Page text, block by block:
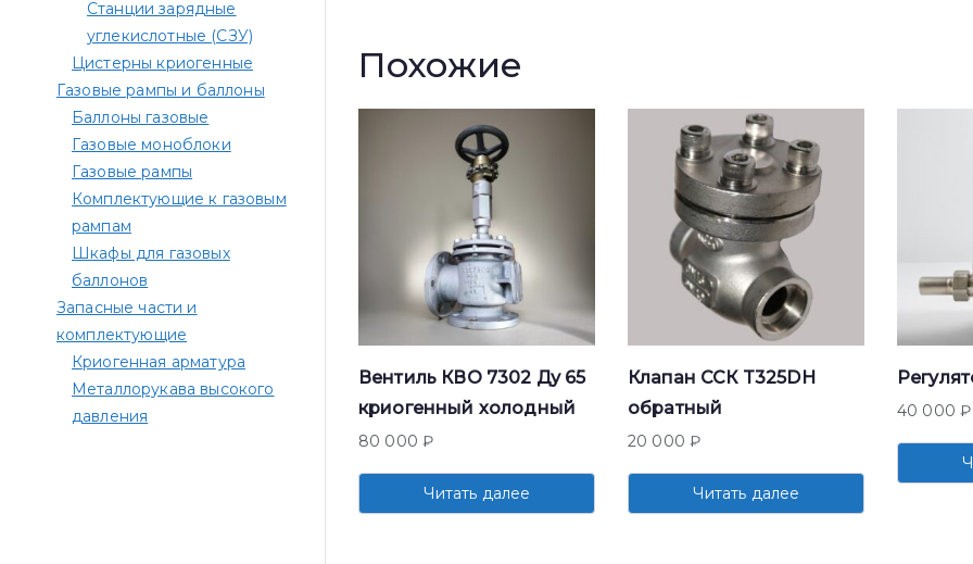
Похожие
Вентиль КВО 7302 Ду 65
криогенный холодный
80 000₽
Читать далее
Клапан ССК T325DH
обратный
20 000₽
Читать далее
40 000₽
Станции зарядные
углекислотные (СЗУ)
Цистерны криогенные
Газовые рампы и баллоны
Баллоны газовые
Газовые моноблоки
Газовые рампы
Комплектующие к газовым
рампам​
Шкафы для газовых
баллонов
Запасные части и
комплектующие
Криогенная арматура
Металлорукава высокого
давления